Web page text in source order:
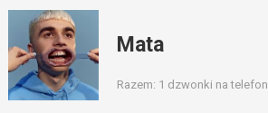
Mata
Razem: 1 dzwonki na telefon